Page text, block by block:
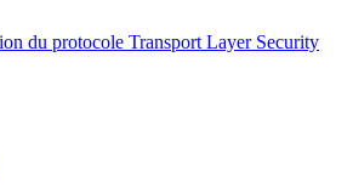
du protocole Transport Layer Security